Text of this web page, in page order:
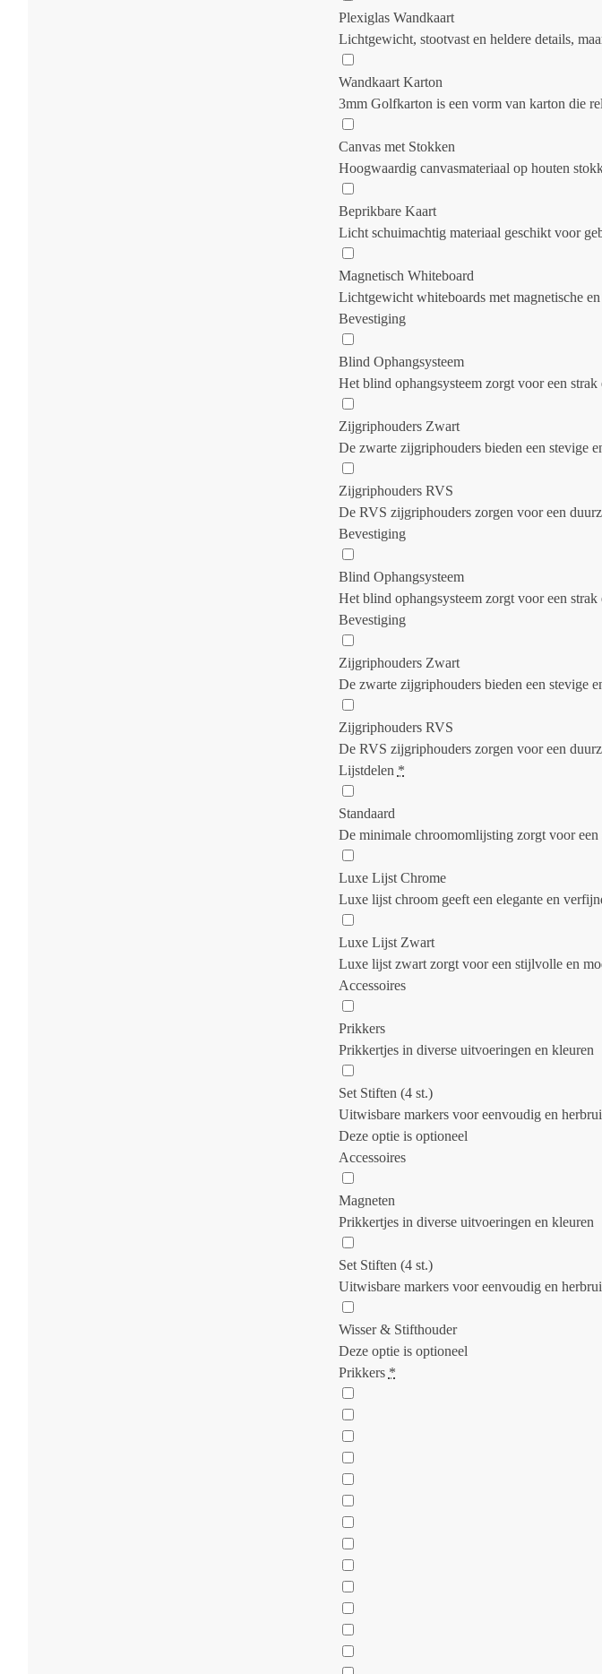
Plexiglas Wandkaart
Lichtgewicht, stootvast en heldere details,
Wandkaart Karton
3mm Golfkarton is een vorm van karton die
Canvas met Stokken
Hoogwaardig canvasmateriaal op houten
Beprikbare Kaart
Licht schuimachtig materiaal geschikt voor
Magnetisch Whiteboard
Lichtgewicht whiteboards met magnetische
Bevestiging
Blind Ophangsysteem
Het blind ophangsysteem zorgt voor een
Zijgriphouders Zwart
De zwarte zijgriphouders bieden een stevige
Zijgriphouders RVS
De RVS zijgriphouders zorgen voor een
Bevestiging
Blind Ophangsysteem
Het blind ophangsysteem zorgt voor een
Bevestiging
Zijgriphouders Zwart
De zwarte zijgriphouders bieden een stevige
Zijgriphouders RVS
De RVS zijgriphouders zorgen voor een
Lijstdelen *
Standaard
De minimale chroomomlijsting zorgt voor een
Luxe Lijst Chrome
Luxe lijst chroom geeft een elegante en
Luxe Lijst Zwart
Luxe lijst zwart zorgt voor een stijlvolle en
Accessoires
Prikkers
Prikkertjes in diverse uitvoeringen en kleuren
Set Stiften (4 st.)
Uitwisbare markers voor eenvoudig en
Deze optie is optioneel
Accessoires
Magneten
Prikkertjes in diverse uitvoeringen en kleuren
Set Stiften (4 st.)
Uitwisbare markers voor eenvoudig en
Wisser & Stifthouder
Deze optie is optioneel
Prikkers *